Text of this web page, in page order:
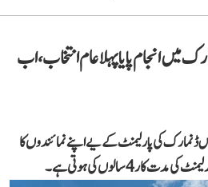
میں انجام پایا پہلا عام انتخاب، اب
43 لاکھ ووٹرس ڈنمارک کی پارلیمنٹ کے یے اپنے نمائندوں کا
4 سالوں کی ہوتی ہے۔